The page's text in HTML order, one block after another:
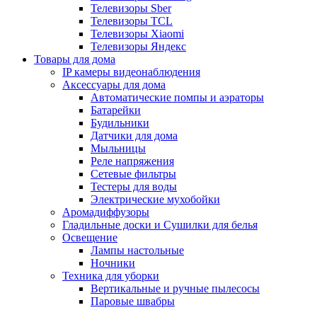
Телевизоры Sber
Телевизоры TCL
Телевизоры Xiaomi
Телевизоры Яндекс
Товары для дома
IP камеры видеонаблюдения
Аксессуары для дома
Автоматические помпы и аэраторы
Батарейки
Будильники
Датчики для дома
Мыльницы
Реле напряжения
Сетевые фильтры
Тестеры для воды
Электрические мухобойки
Аромадиффузоры
Гладильные доски и Сушилки для белья
Освещение
Лампы настольные
Ночники
Техника для уборки
Вертикальные и ручные пылесосы
Паровые швабры